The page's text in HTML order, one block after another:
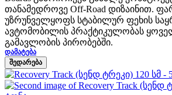
თანამედროვე Off-Road დიზაინით.
უზრუნველყოფს სტაბილურ ფეხის
ავტომობილის პრაქტიკულობას
გამავლობის პირობებში.
ᲓᲐᲛᲐᲢᲔᲑᲐ
ᲨᲔᲓᲐᲠᲔᲑᲐ